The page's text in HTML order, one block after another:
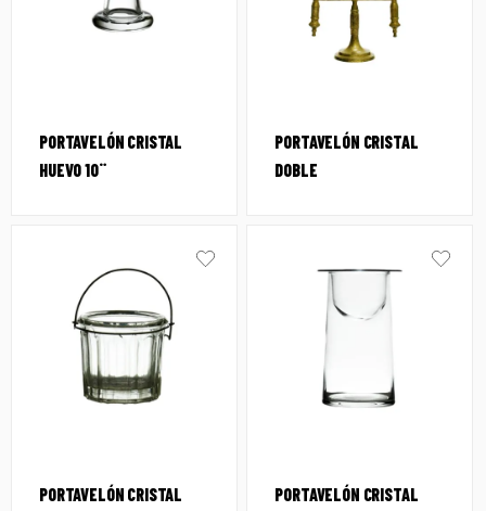
PORTAVELÓN CRISTAL
HUEVO 10¨
PORTAVELÓN CRISTAL
DOBLE
PORTAVELÓN CRISTAL
PORTAVELÓN CRISTAL